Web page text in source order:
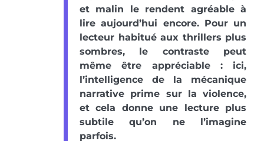
et malin le rendent agréable à
lire aujourd’hui encore. Pour un
lecteur habitué aux thrillers plus
sombres, le contraste peut
même être appréciable : ici,
l’intelligence de la mécanique
narrative prime sur la violence,
et cela donne une lecture plus
subtile qu’on ne l’imagine
parfois.